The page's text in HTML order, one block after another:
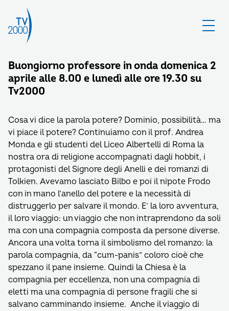
Buongiorno professore in onda domenica 2
aprile alle 8.00 e lunedì alle ore 19.30 su
Tv2000
Cosa vi dice la parola potere? Dominio, possibilità… ma
vi piace il potere? Continuiamo con il prof. Andrea
Monda e gli studenti del Liceo Albertelli di Roma la
nostra ora di religione accompagnati dagli hobbit, i
protagonisti del Signore degli Anelli e dei romanzi di
Tolkien. Avevamo lasciato Bilbo e poi il nipote Frodo
con in mano l’anello del potere e la necessità di
distruggerlo per salvare il mondo. E’ la loro avventura,
il loro viaggio: un viaggio che non intraprendono da soli
ma con una compagnia composta da persone diverse.
Ancora una volta torna il simbolismo del romanzo: la
parola compagnia, da “cum-panis” coloro cioè che
spezzano il pane insieme. Quindi la Chiesa è la
compagnia per eccellenza, non una compagnia di
eletti ma una compagnia di persone fragili che si
salvano camminando insieme. Anche il viaggio di